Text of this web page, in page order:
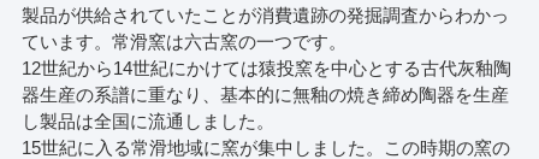
製品が供給されていたことが消費遺跡の発掘調査からわかっ
ています。常滑窯は六古窯の一つです。
12世紀から14世紀にかけては猿投窯を中心とする古代灰釉陶
器生産の系譜に重なり、基本的に無釉の焼き締め陶器を生産
し製品は全国に流通しました。
15世紀に入る常滑地域に窯が集中しました。この時期の窯の